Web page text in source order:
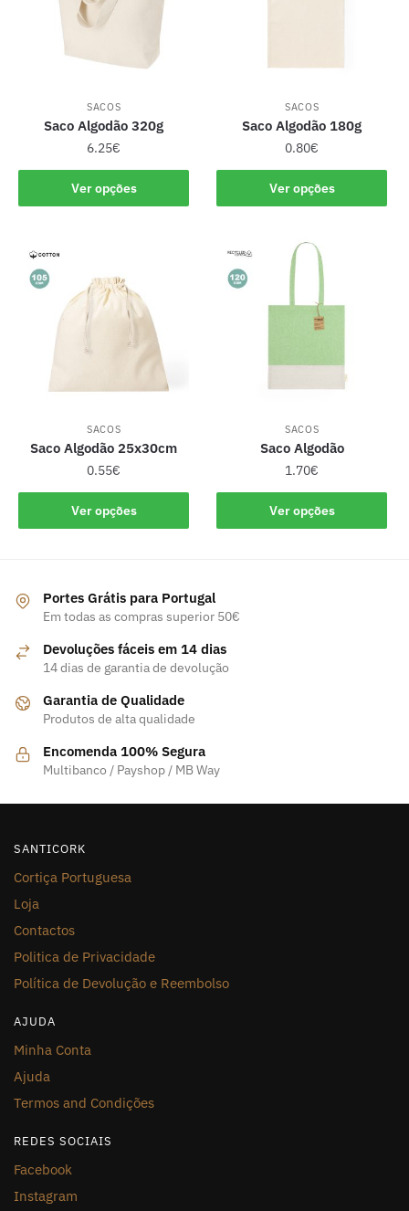
SACOS
Saco Algodão 320g
6.25€
Ver opções
SACOS
Saco Algodão 180g
0.80€
Ver opções
SACOS
Saco Algodão 25x30cm
0.55€
Ver opções
SACOS
Saco Algodão
1.70€
Ver opções
Portes Grátis para Portugal
Em todas as compras superior 50€
Devoluções fáceis em 14 dias
14 dias de garantia de devolução
Garantia de Qualidade
Produtos de alta qualidade
Encomenda 100% Segura
Multibanco / Payshop / MB Way
SANTICORK
Cortiça Portuguesa
Loja
Contactos
Politica de Privacidade
Política de Devolução e Reembolso
AJUDA
Minha Conta
Ajuda
Termos and Condições
REDES SOCIAIS
Facebook
Instagram